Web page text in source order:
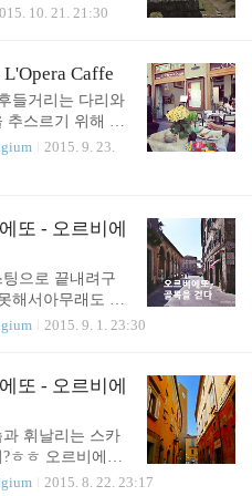
히 보면 가운데
오르비에또에 오
아침 일찍 짐을 꾸
으므로, 더 늦어지
뜬금없이 올해
가지게 하기 위
나. 진짜 좋았다.
더 좋았다. 10
아니 세상에 저
았었다. (참고로
나온 로케이션
니다^..
10. 21. 21:30
Caffe
들거리는 다리와
추스르기 위해 두
와 앉았다. 도저
게 관광 스팟의
몇년 내 유럽여
간의 호기를 부
환율이 비쌀때
을 시작한지 4년
ㅋ 그래도 아직
건 망설이게 되
..
2015. 9. 23.
또 - 오르비에
으로 끝내려구
해서아무래도 한
오르비에또 여
한장들이 다 소중
고르다보니 시간
보기엔 그 사진이
거 있잖은가ㅋ
나니 한없이 평
낸 시간들이 워
2015. 9. 1. 23:30
또 - 오르비에
휘날리는 스카
ㅎㅎ 오르비에또
라온 수녀님들.
2015. 8. 22. 23:17